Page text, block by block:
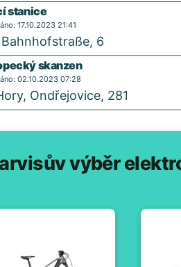
stanice
17.10.2023 21:41
Bahnhofstraße, 6
skanzen
02.10.2023 07:28
Ondřejovice, 281
výběr